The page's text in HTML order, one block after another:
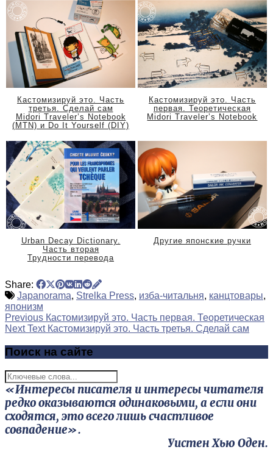
Кастомизируй это. Часть
третья. Сделай сам
Midori Traveler’s Notebook
(MTN) и Do It Yourself (DIY)
Кастомизируй это. Часть
первая. Теоретическая
Midori Traveler’s Notebook
Urban Decay Dictionary.
Часть вторая
Трудности перевода
Другие японские ручки
Share:
Japanorama, Strelka Press, изба-читальня, канцтовары,
японизм
Previous Кастомизируй это. Часть первая. Теоретическая
Next Text Кастомизируй это. Часть третья. Сделай сам
Поиск на сайте
«Интересы писателя и интересы читателя
редко оказываются одинаковыми, а если они
сходятся, это всего лишь счастливое
совпадение».
Уистен Хью Оден.